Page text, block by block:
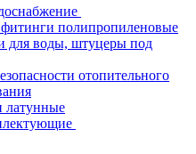
полипропиленовые
для воды, штуцеры под
отопительного
латунные